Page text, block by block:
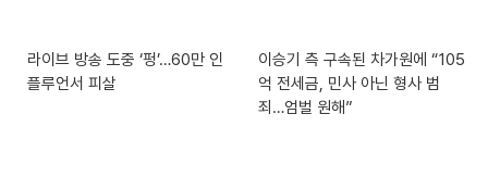
라이브 방송 도중 ‘펑’…60만 인
플루언서 피살
이승기 측 구속된 차가원에 “105
억 전세금, 민사 아닌 형사 범
죄…엄벌 원해”